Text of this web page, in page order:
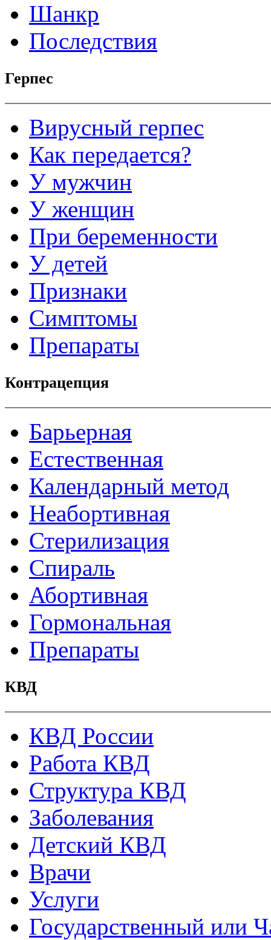
Шанкр
Последствия
Герпес
Вирусный герпес
Как передается?
У мужчин
У женщин
При беременности
У детей
Признаки
Симптомы
Препараты
Контрацепция
Барьерная
Естественная
Календарный метод
Неабортивная
Стерилизация
Спираль
Абортивная
Гормональная
Препараты
КВД
КВД России
Работа КВД
Структура КВД
Заболевания
Детский КВД
Врачи
Услуги
Государственный или